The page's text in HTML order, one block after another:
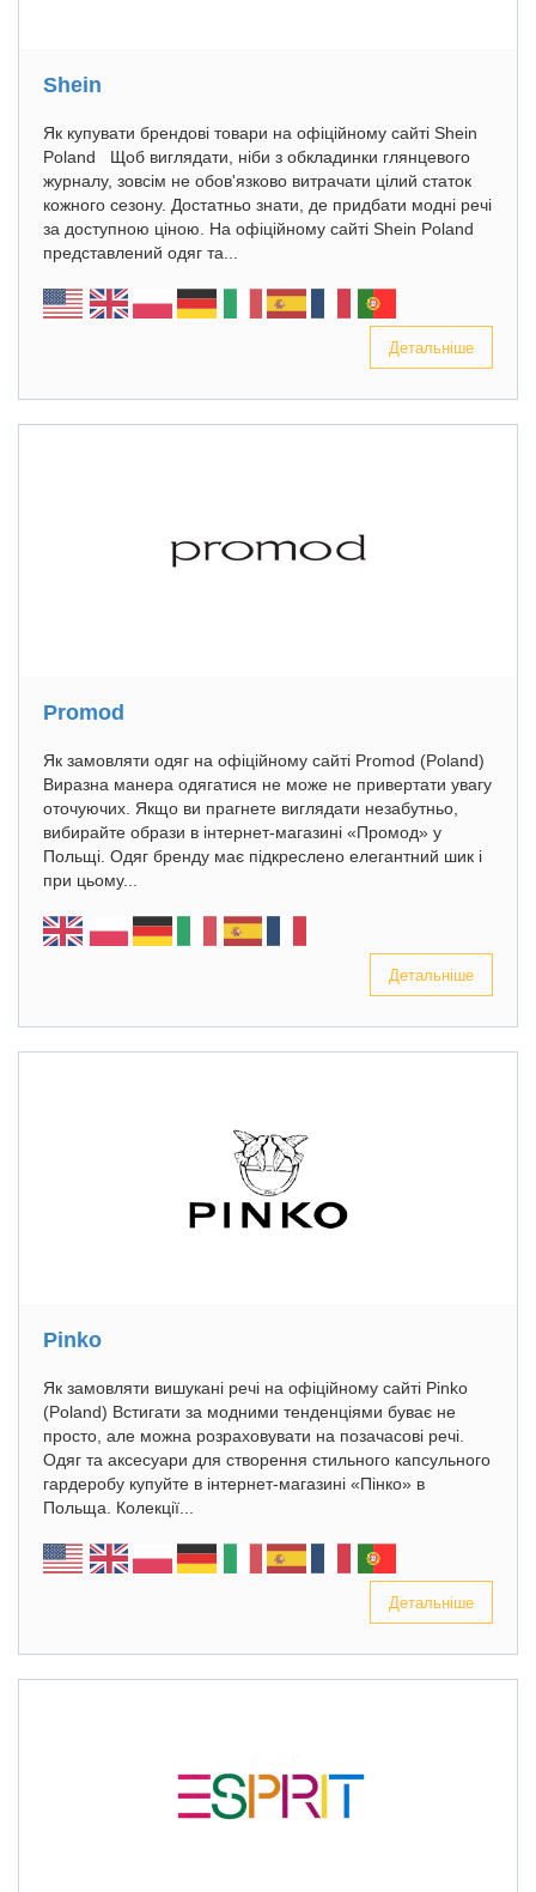
Shein
Як купувати брендові товари на офіційному сайті Shein
Poland Щоб виглядати, ніби з обкладинки глянцевого
журналу, зовсім не обов'язково витрачати цілий статок
кожного сезону. Достатньо знати, де придбати модні речі
за доступною ціною. На офіційному сайті Shein Poland
представлений одяг та...
Детальніше
Promod
Як замовляти одяг на офіційному сайті Promod (Poland)
Виразна манера одягатися не може не привертати увагу
оточуючих. Якщо ви прагнете виглядати незабутньо,
вибирайте образи в інтернет-магазині «Промод» у
Польщі. Одяг бренду має підкреслено елегантний шик і
при цьому...
Детальніше
Pinko
Як замовляти вишукані речі на офіційному сайті Pinko
(Poland) Встигати за модними тенденціями буває не
просто, але можна розраховувати на позачасові речі.
Одяг та аксесуари для створення стильного капсульного
гардеробу купуйте в інтернет-магазині «Пінко» в
Польща. Колекції...
Детальніше